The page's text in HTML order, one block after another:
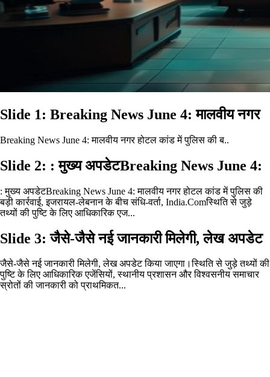
Slide 1: Breaking News June 4: मालवीय नगर
Breaking News June 4: मालवीय नगर होटल कांड में पुलिस की ब..
Slide 2: : मुख्य अपडेटBreaking News June 4:
: मुख्य अपडेटBreaking News June 4: मालवीय नगर होटल कांड में पुलिस की
बड़ी कार्रवाई, इजरायल-लेबनान के बीच संधि-वर्ता, India.Comस्थिति से जुड़े
तथ्यों की पुष्टि के लिए आधिकारिक एज...
Slide 3: जैसे-जैसे नई जानकारी मिलेगी, लेख अपडेट
जैसे-जैसे नई जानकारी मिलेगी, लेख अपडेट किया जाएगा।स्थिति से जुड़े तथ्यों की
पुष्टि के लिए आधिकारिक एजेंसियों, स्थानीय प्रशासन और विश्वसनीय समाचार
स्रोतों की जानकारी को प्राथमिकत...